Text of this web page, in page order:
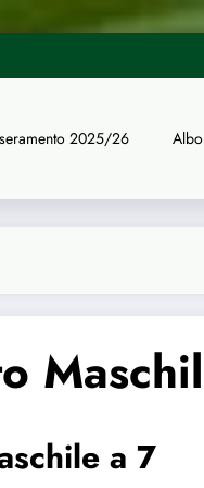
UISP Genova | Dal 16
2025/26
a 7